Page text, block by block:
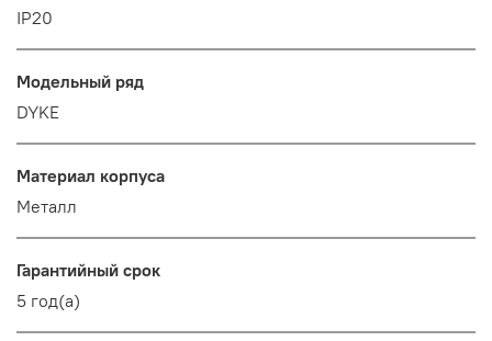
IP20
Модельный ряд
DYKE
Материал корпуса
Металл
Гарантийный срок
5 год(а)